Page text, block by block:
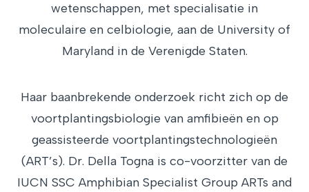
wetenschappen, met specialisatie in
moleculaire en celbiologie, aan de University of
Maryland in de Verenigde Staten.
Haar baanbrekende onderzoek richt zich op de
voortplantingsbiologie van amfibieën en op
geassisteerde voortplantingstechnologieën
(ART’s). Dr. Della Togna is co-voorzitter van de
IUCN SSC Amphibian Specialist Group ARTs and